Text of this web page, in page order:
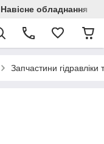
Навісне обладнання
Запчастини гідравліки